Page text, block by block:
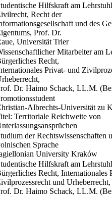
Hilfskraft am
Recht der
und des
Prof. Dr.
Universität Trier
Mitarbeiter am
Recht,
Privat- und
Dr. Haimo Schack, LL.M.
Albrechts-Universität zu
Territoriale Reichweite von
der Rechtswissenschaften
Sprache
University Kraków
Hilfskraft am
Recht, Internationales
und Urheberrecht,
Dr. Haimo Schack, LL.M.